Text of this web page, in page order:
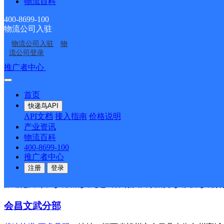
400-8699-100
物流公司入驻
物流公司入驻
物
流公司登录
推广者中心
首页
快递鸟API
API文档 接入指南 价格说明
产业资讯
物流百科
400-8699-100
推广者中心
注册 登录
优速快递 更多号码
派送范围:中寨乡,全南县工业园,南迳镇,城厢镇,大吉山镇,社迳
安远欣山分部
优速快递 更多号码
派送范围:版石镇,蔡坊乡,车头镇,重石乡,镇岗乡,长沙乡,高云山
信丰嘉定分部
优速快递 更多号码地址：江西省信丰县嘉定镇迎大道中段博
派送范围:万隆乡,信丰县工业园,古陂镇,嘉定镇,大塘埠镇,大阿
龙南金塘分部
优速快递 更多号码
会昌文武分部